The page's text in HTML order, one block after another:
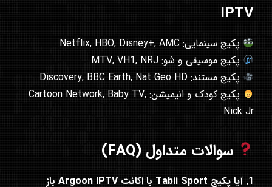
IPTV
پکیج سینمایی: Netflix, HBO, Disney+, AMC
پکیج موسیقی و شو: MTV, VH1, NRJ
پکیج مستند: Discovery, BBC Earth, Nat Geo HD
پکیج کودک و انیمیشن: Cartoon Network, Baby TV,
Nick Jr
سوالات متداول (FAQ)
1. آیا پکیج Tabii Sport با اکانت Argoon IPTV باز